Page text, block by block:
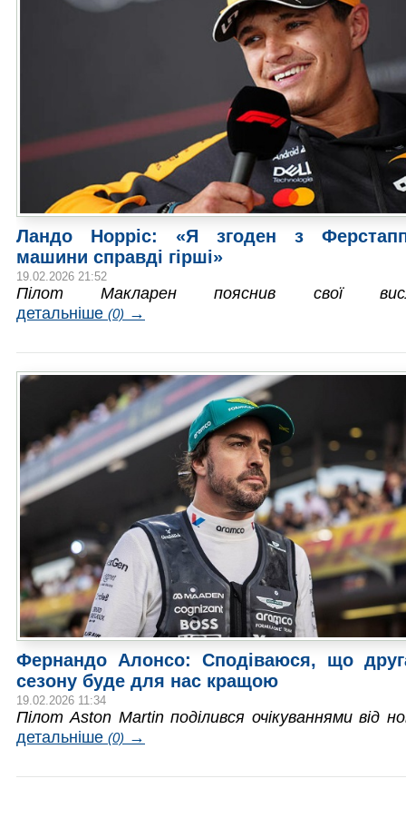
Ландо Норріс: «Я згоден з
машини справді гірші»
19.02.2026 21:52
Пілот Макларен пояснив свої
детальніше (0) →
Фернандо Алонсо: Сподіваюся, що
сезону буде для нас кращою
19.02.2026 11:34
Пілот Aston Martin поділився очікуваннями від
детальніше (0) →